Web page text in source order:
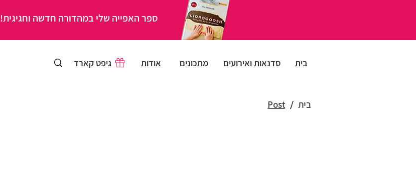
ספר האפייה שלי במהדורה חדשה וחגיגית!
גיפט קארד אודות מתכונים סדנאות ואירועים בית
בית /
Post